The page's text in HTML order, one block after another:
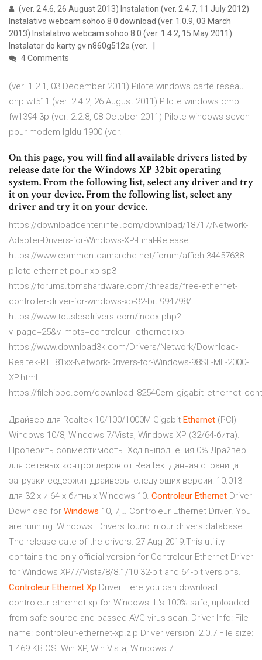
(ver. 2.4.6, 26 August 2013) Instalation (ver. 2.4.7, 11 July 2012)
Instalativo webcam sohoo 8 0 download (ver. 1.0.9, 03 March
2013) Instalativo webcam sohoo 8 0 (ver. 1.4.2, 15 May 2011)
Instalator do karty gv n860g512a (ver.
4 Comments
(ver. 1.2.1, 03 December 2011) Pilote windows carte reseau
cnp wf511 (ver. 2.4.2, 26 August 2011) Pilote windows cmp
fw1394 3p (ver. 2.2.8, 08 October 2011) Pilote windows seven
pour modem lgldu 1900 (ver.
On this page, you will find all available drivers listed by
release date for the Windows XP 32bit operating
system. From the following list, select any driver and try
it on your device. From the following list, select any
driver and try it on your device.
https://downloadcenter.intel.com/download/18717/Network-
Adapter-Drivers-for-Windows-XP-Final-Release
https://www.commentcamarche.net/forum/affich-34457638-
pilote-ethernet-pour-xp-sp3
https://forums.tomshardware.com/threads/free-ethernet-
controller-driver-for-windows-xp-32-bit.994798/
https://www.touslesdrivers.com/index.php?
v_page=25&v_mots=controleur+ethernet+xp
https://www.download3k.com/Drivers/Network/Download-
Realtek-RTL81xx-Network-Drivers-for-Windows-98SE-ME-2000-
XP.html
https://filehippo.com/
Драйвер для Realtek 10/100/1000M Gigabit Ethernet (PCI)
Windows 10/8, Windows 7/Vista, Windows XP (32/64-бита).
Проверить совместимость. Ход выполнения 0%.Драйвер
для сетевых контроллеров от Realtek. Данная страница
загрузки содержит драйверы следующих версий: 10.013
для 32-х и 64-х битных Windows 10. Controleur Ethernet Driver
Download for Windows 10, 7,… Controleur Ethernet Driver. You
are running: Windows. Drivers found in our drivers database.
The release date of the drivers: 27 Aug 2019.This utility
contains the only official version for Controleur Ethernet Driver
for Windows XP/7/Vista/8/8.1/10 32-bit and 64-bit versions.
Controleur Ethernet Xp Driver Here you can download
controleur ethernet xp for Windows. It's 100% safe, uploaded
from safe source and passed AVG virus scan! Driver Info: File
name: controleur-ethernet-xp.zip Driver version: 2.0.7 File size:
1 469 KB OS: Win XP, Win Vista, Windows 7...